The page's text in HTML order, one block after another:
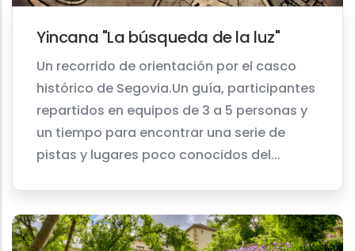
Yincana "La búsqueda de la luz"
Un recorrido de orientación por el casco
histórico de Segovia.Un guía, participantes
repartidos en equipos de 3 a 5 personas y
un tiempo para encontrar una serie de
pistas y lugares poco conocidos del...